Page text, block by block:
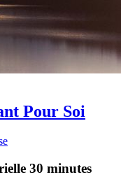
Pour Soi
30 minutes